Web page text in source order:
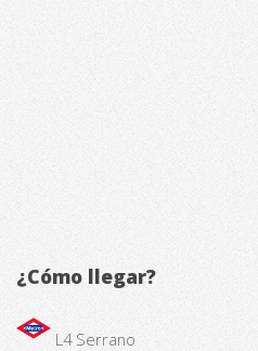
¿Cómo llegar?
L4 Serrano